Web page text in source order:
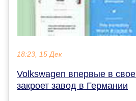
18:23, 15 Дек
Volkswagen впервые в
закроет завод в Германии